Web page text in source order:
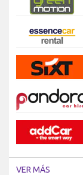
VER MÁS